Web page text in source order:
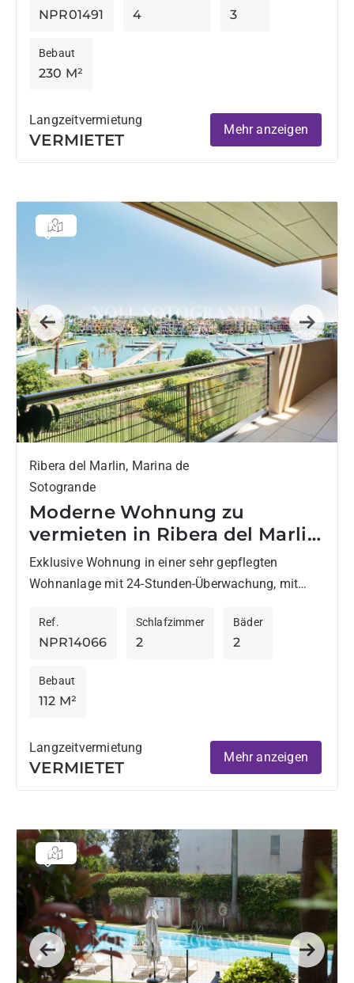
NPR01491
4 3
230 M²
Bebaut
Langzeitvermietung
VERMIETET
Mehr anzeigen
Previous Next
Ribera del Marlin, Marina de
Sotogrande
Moderne Wohnung zu
vermieten in Ribera del Marlin
Sotogrande
Exklusive Wohnung in einer sehr gepflegten
Wohnanlage mit 24-Stunden-Überwachung, mit
Fitnessraum und zwei Außenpools. Spektakuläres
architektonisches Design, Domotik, hervorragende
NPR14066
Ref.
2
Schlafzimmer
2
Bäder
112 M²
Bebaut
Langzeitvermietung
VERMIETET
Mehr anzeigen
Previous Next